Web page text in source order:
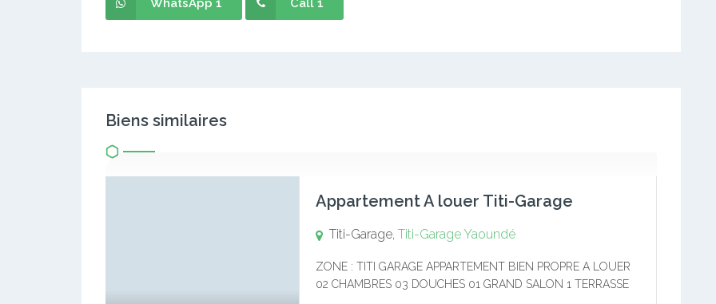
WhatsApp 1 Call 1
Biens similaires
Appartement A louer Titi-Garage
Titi-Garage, Titi-Garage Yaoundé
ZONE : TITI GARAGE APPARTEMENT BIEN PROPRE A LOUER
02 CHAMBRES 03 DOUCHES 01 GRAND SALON 1 TERRASSE